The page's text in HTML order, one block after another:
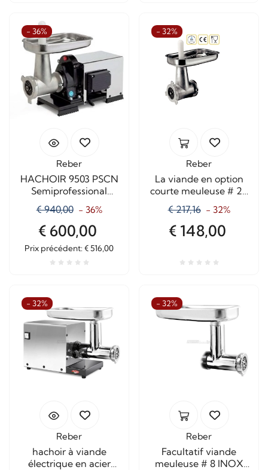
- 36%
Reber
HACHOIR 9503 PSCN
Semiprofessional
1200Watt Classé n ° 22
COURT
€ 940,00 - 36%
€ 600,00
Prix ​​précédent: € 516,00
- 32%
Reber
La viande en option
courte meuleuse # 22
8800NC
€ 217,16 - 32%
€ 148,00
- 32%
Reber
hachoir à viande
électrique en acier
- 32%
Reber
Facultatif viande
meuleuse # 8 INOX